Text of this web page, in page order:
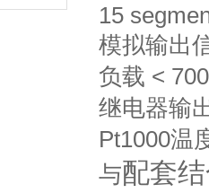
15
模拟输出
负载 <
继电器输
Pt1000温
与配套